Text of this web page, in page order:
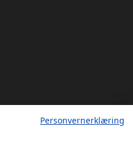
Personvernerklæring